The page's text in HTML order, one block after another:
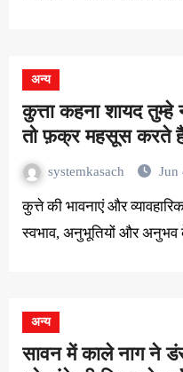
अन्य
कुत्ता कहना शायद
तो फ़क्र महसूस करते
systemkasach Jun
कुत्ते की भावनाएं और व्यावहारिक प्रतिक्रियाएं उसके शरीरिक लक्षणों,
स्वभाव, अनुभूतियों और अनुभव
अन्य
सावन में काले नाग ने